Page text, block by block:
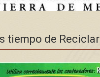
tiempo de Reciclar